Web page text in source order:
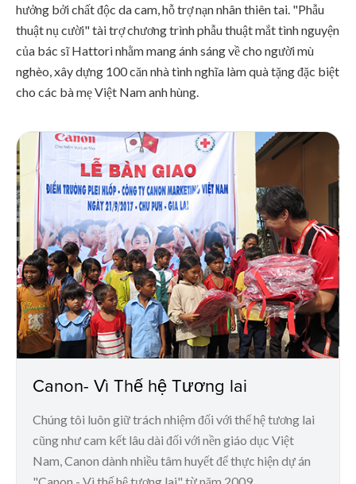
hưởng bởi chất độc da cam, hỗ trợ nạn nhân thiên tai. "Phẫu
thuật nụ cười" tài trợ chương trình phẫu thuật mắt tình nguyện
của bác sĩ Hattori nhằm mang ánh sáng về cho người mù
nghèo, xây dựng 100 căn nhà tình nghĩa làm quà tặng đặc biệt
cho các bà mẹ Việt Nam anh hùng.
Canon- Vì Thế hệ Tương lai
Chúng tôi luôn giữ trách nhiệm đối với thế hệ tương lai
cũng như cam kết lâu dài đối với nền giáo dục Việt
Nam, Canon dành nhiều tâm huyết để thực hiện dự án